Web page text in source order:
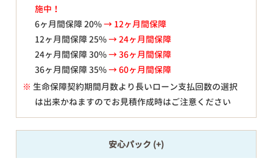
施中！
6ヶ月間保障 20%→ 12ヶ月間保障
12ヶ月間保障 25%→ 24ヶ月間保障
24ヶ月間保障 30%→ 36ヶ月間保障
36ヶ月間保障 35%→ 60ヶ月間保障
※ 生命保障契約期間月数より長いローン支払回数の選択
は出来かねますのでお見積作成時はご注意ください
安心パック